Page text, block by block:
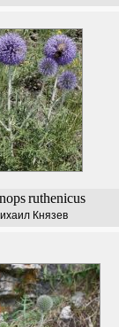
ruthenicus
Князев